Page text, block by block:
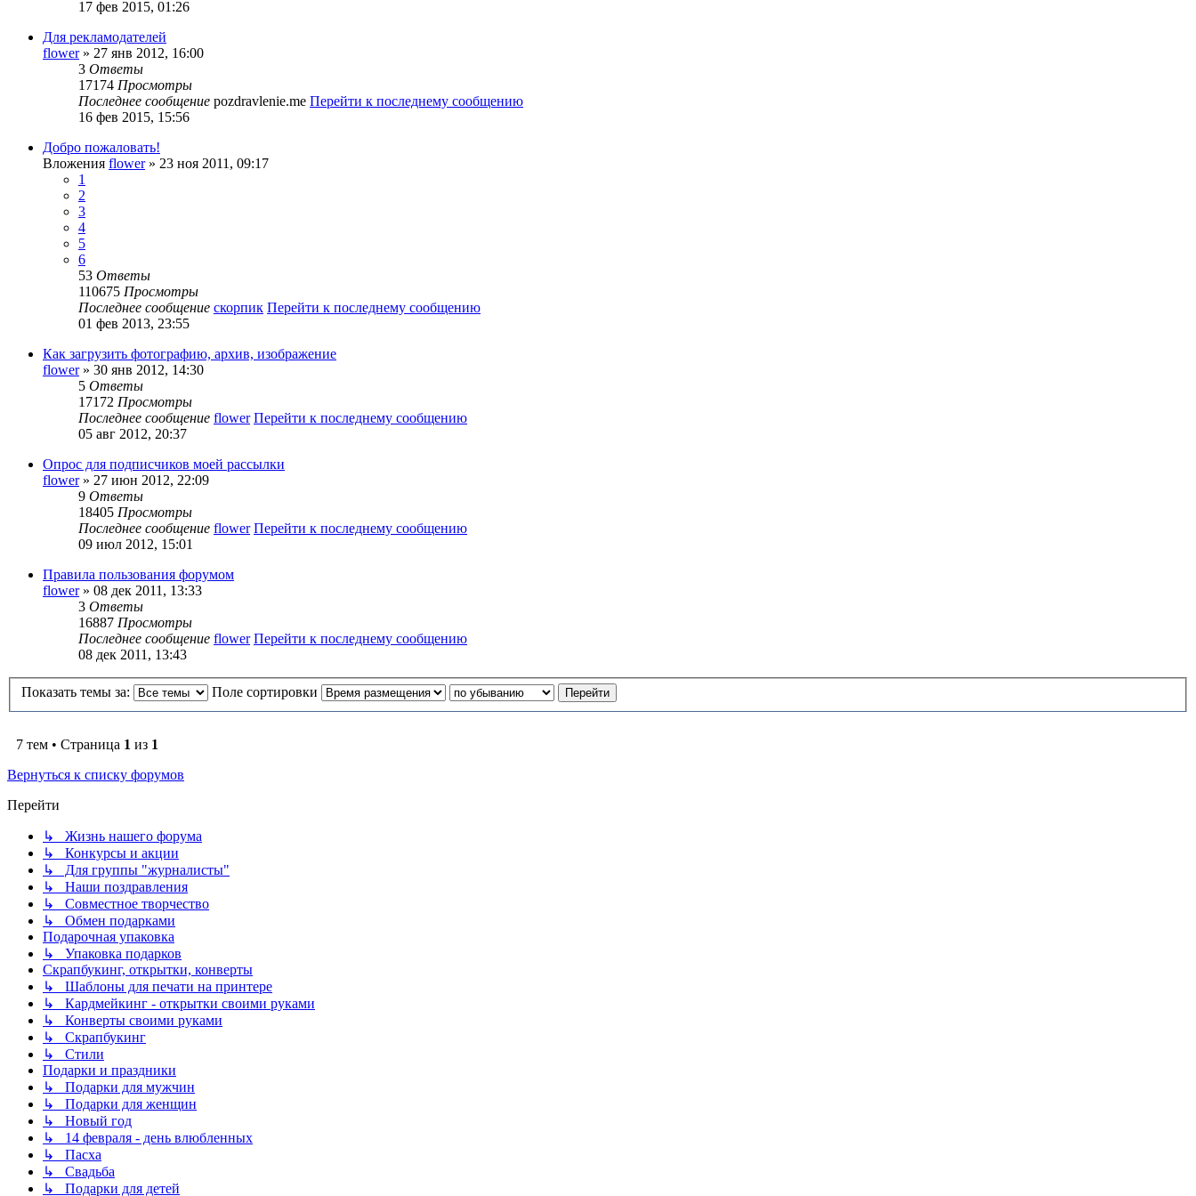
17 фев 2015, 01:26
Для рекламодателей
flower» 27 янв 2012, 16:00
3 Ответы
17174 Просмотры
Последнее сообщение pozdravlenie.me Перейти к последнему сообщению
16 фев 2015, 15:56
Добро пожаловать!
Вложения flower» 23 ноя 2011, 09:17
1
2
3
4
5
6
53 Ответы
110675 Просмотры
Последнее сообщение скорпик Перейти к последнему сообщению
01 фев 2013, 23:55
Как загрузить фотографию, архив, изображение
flower» 30 янв 2012, 14:30
5 Ответы
17172 Просмотры
Последнее сообщение flower Перейти к последнему сообщению
05 авг 2012, 20:37
Опрос для подписчиков моей рассылки
flower» 27 июн 2012, 22:09
9 Ответы
18405 Просмотры
Последнее сообщение flower Перейти к последнему сообщению
09 июл 2012, 15:01
Правила пользования форумом
flower» 08 дек 2011, 13:33
3 Ответы
16887 Просмотры
Последнее сообщение flower Перейти к последнему сообщению
08 дек 2011, 13:43
Показать темы за: Поле сортировки
7 тем • Страница 1 из 1
Вернуться к списку форумов
Перейти
↳ Жизнь нашего форума
↳ Конкурсы и акции
↳ Для группы "журналисты"
↳ Наши поздравления
↳ Совместное творчество
↳ Обмен подарками
Подарочная упаковка
↳ Упаковка подарков
Скрапбукинг, открытки, конверты
↳ Шаблоны для печати на принтере
↳ Кардмейкинг - открытки своими руками
↳ Конверты своими руками
↳ Скрапбукинг
↳ Стили
Подарки и праздники
↳ Подарки для мужчин
↳ Подарки для женщин
↳ Новый год
↳ 14 февраля - день влюбленных
↳ Пасха
↳ Свадьба
↳ Подарки для детей